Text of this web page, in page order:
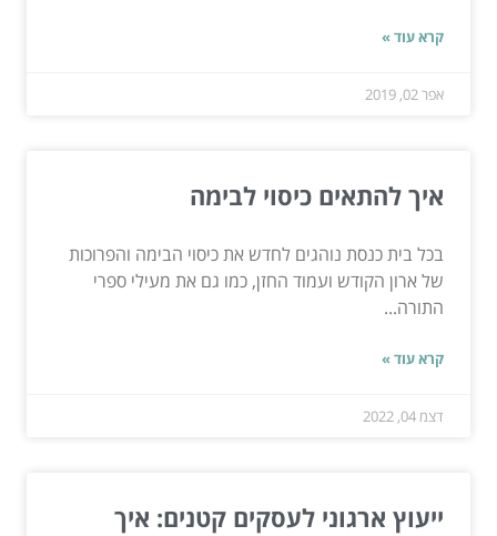
קרא עוד »
אפר 02, 2019
איך להתאים כיסוי לבימה
בכל בית כנסת נוהגים לחדש את כיסוי הבימה והפרוכות
של ארון הקודש ועמוד החזן, כמו גם את מעילי ספרי
התורה...
קרא עוד »
דצמ 04, 2022
ייעוץ ארגוני לעסקים קטנים: איך